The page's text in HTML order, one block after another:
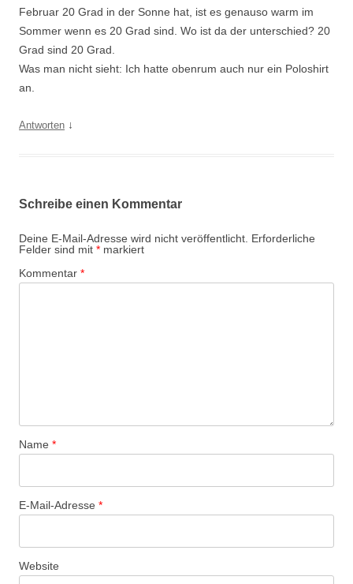
Februar 20 Grad in der Sonne hat, ist es genauso warm im
Sommer wenn es 20 Grad sind. Wo ist da der unterschied? 20
Grad sind 20 Grad.
Was man nicht sieht: Ich hatte obenrum auch nur ein Poloshirt
an.
Antworten ↓
Schreibe einen Kommentar
Deine E-Mail-Adresse wird nicht veröffentlicht. Erforderliche
Felder sind mit * markiert
Kommentar *
Name *
E-Mail-Adresse *
Website